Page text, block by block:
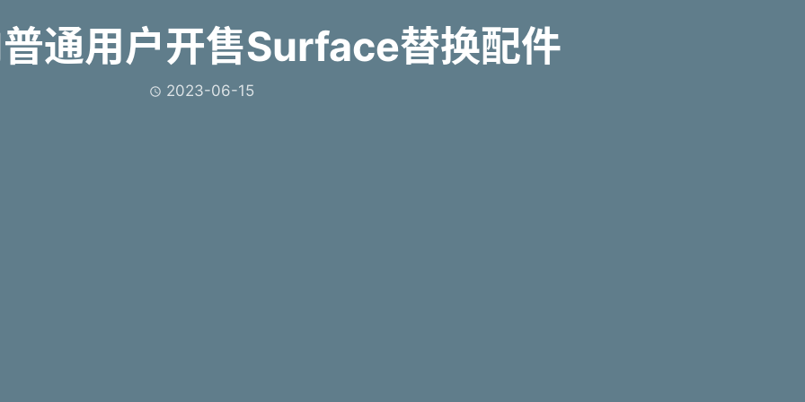
通用户开售Surface替换配件
 2023-06-15